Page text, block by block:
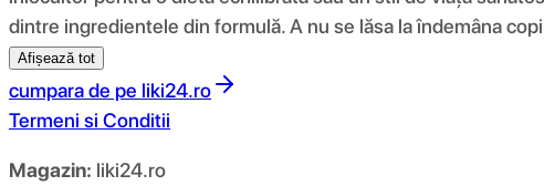
dintre ingredientele din formulă. A nu se lăsa la îndemâna
Afișează tot
cumpara de pe liki24.ro
Termeni si Conditii
Magazin: liki24.ro